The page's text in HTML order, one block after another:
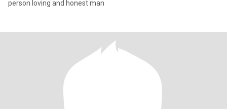
person loving and honest man